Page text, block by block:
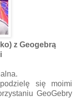
z Geogebrą
się moimi
GeoGebry